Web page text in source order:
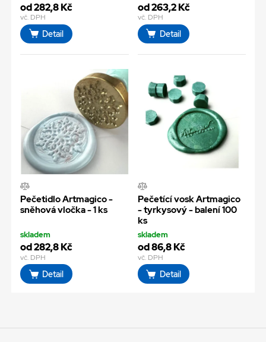
od 282,8 Kč
vč. DPH
Detail
od 263,2 Kč
vč. DPH
Detail
Pečetidlo Artmagico -
sněhová vločka - 1 ks
skladem
od 282,8 Kč
vč. DPH
Detail
Pečetící vosk Artmagico
- tyrkysový - balení 100
ks
skladem
od 86,8 Kč
vč. DPH
Detail